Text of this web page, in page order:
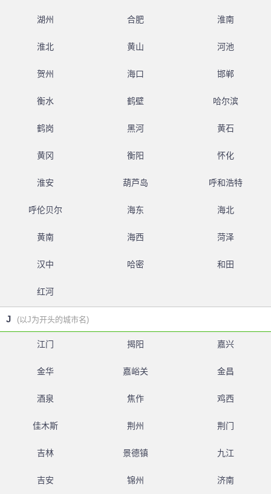
湖州 合肥 淮南
淮北 黄山 河池
贺州 海口 邯郸
衡水 鹤壁 哈尔滨
鹤岗 黑河 黄石
黄冈 衡阳 怀化
淮安 葫芦岛 呼和浩特
呼伦贝尔 海东 海北
黄南 海西 菏泽
汉中 哈密 和田
红河
J (以J为开头的城市名)
江门 揭阳 嘉兴
金华 嘉峪关 金昌
酒泉 焦作 鸡西
佳木斯 荆州 荆门
吉林 景德镇 九江
吉安 锦州 济南